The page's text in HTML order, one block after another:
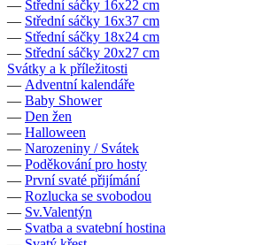
— Střední sáčky 16x22 cm
— Střední sáčky 16x37 cm
— Střední sáčky 18x24 cm
— Střední sáčky 20x27 cm
Svátky a k příležitosti
— Adventní kalendáře
— Baby Shower
— Den žen
— Halloween
— Narozeniny / Svátek
— Poděkování pro hosty
— První svaté přijímání
— Rozlucka se svobodou
— Sv.Valentýn
— Svatba a svatební hostina